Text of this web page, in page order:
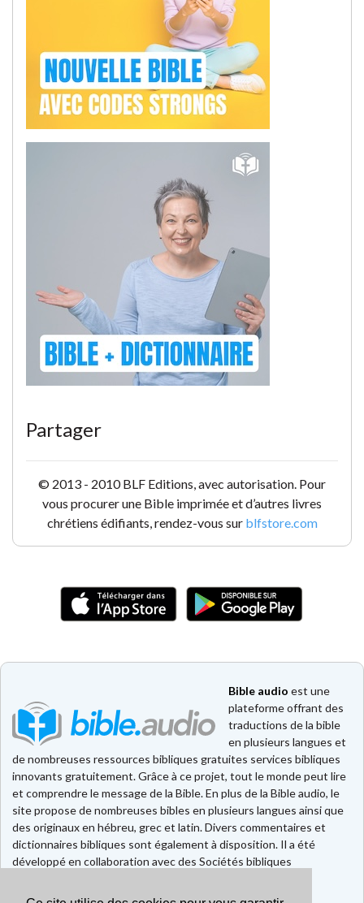
Partager
© 2013 - 2010 BLF Editions, avec autorisation. Pour
vous procurer une Bible imprimée et d’autres livres
chrétiens édifiants, rendez-vous sur blfstore.com
Bible audio est une
plateforme offrant des
traductions de la bible
en plusieurs langues et
de nombreuses ressources bibliques gratuites services bibliques
innovants gratuitement. Grâce à ce projet, tout le monde peut lire
et comprendre le message de la Bible. En plus de la Bible audio, le
site propose de nombreuses bibles en plusieurs langues ainsi que
des originaux en hébreu, grec et latin. Divers commentaires et
dictionnaires bibliques sont également à disposition. Il a été
développé en collaboration avec des Sociétés bibliques